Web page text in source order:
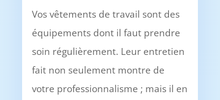
Vos vêtements de travail sont des
équipements dont il faut prendre
soin régulièrement. Leur entretien
fait non seulement montre de
votre professionnalisme ; mais il en